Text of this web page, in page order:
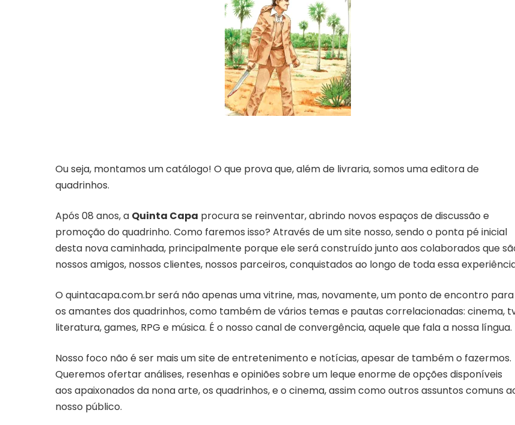
Ou seja, montamos um catálogo! O que prova que, além de livraria, somos uma editora de
quadrinhos.
Após 08 anos, a Quinta Capa procura se reinventar, abrindo novos espaços de discussão e
promoção do quadrinho. Como faremos isso? Através de um site nosso, sendo o ponta pé inicial
desta nova caminhada, principalmente porque ele será construído junto aos colaborados que
nossos amigos, nossos clientes, nossos parceiros, conquistados ao longo de toda essa
O quintacapa.com.brserá não apenas uma vitrine, mas, novamente, um ponto de encontro para
os amantes dos quadrinhos, como também de vários temas e pautas correlacionadas: cinema,
literatura, games, RPG e música. É o nosso canal de convergência, aquele que fala a nossa língua.
Nosso foco não é ser mais um site de entretenimento e notícias, apesar de também o fazermos.
Queremos ofertar análises, resenhas e opiniões sobre um leque enorme de opções disponíveis
aos apaixonados da nona arte, os quadrinhos, e o cinema, assim como outros assuntos comuns
nosso público.